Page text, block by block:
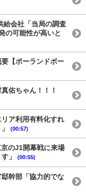
会社「当局の調査
の可能性が高いと
要【ポーランドボー
佑ちゃん！！！
リア利用有料化すれ
(00:57)
京のJ1開幕戦に来場
」
(00:55)
幹部「協力的でな